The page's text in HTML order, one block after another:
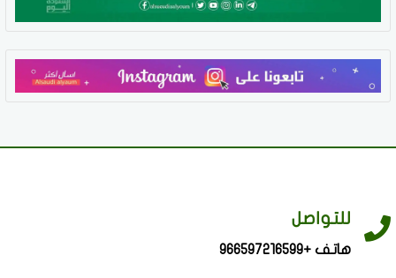
للتواصل
هاتف +966597216599